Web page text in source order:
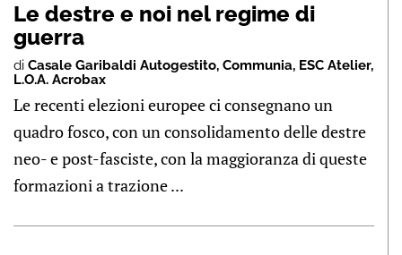
Le destre e noi nel regime di
guerra
di Casale Garibaldi Autogestito, Communia, ESC Atelier,
L.O.A. Acrobax
Le recenti elezioni europee ci consegnano un
quadro fosco, con un consolidamento delle destre
neo- e post-fasciste, con la maggioranza di queste
formazioni a trazione ...